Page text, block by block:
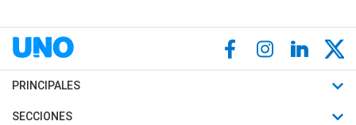
PRINCIPALES
Últimas Noticias
SECCIONES